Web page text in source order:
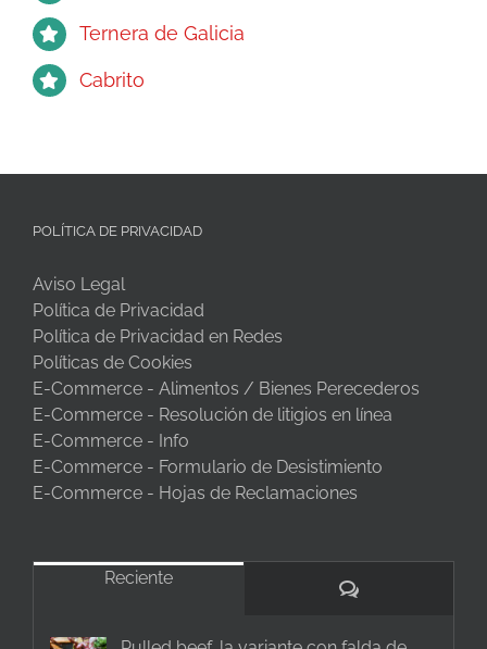
Ternera de Galicia
Cabrito
POLÍTICA DE PRIVACIDAD
Aviso Legal
Política de Privacidad
Política de Privacidad en Redes
Políticas de Cookies
E-Commerce - Alimentos / Bienes Perecederos
E-Commerce - Resolución de litigios en línea
E-Commerce - Info
E-Commerce - Formulario de Desistimiento
E-Commerce - Hojas de Reclamaciones
Reciente
Comentarios